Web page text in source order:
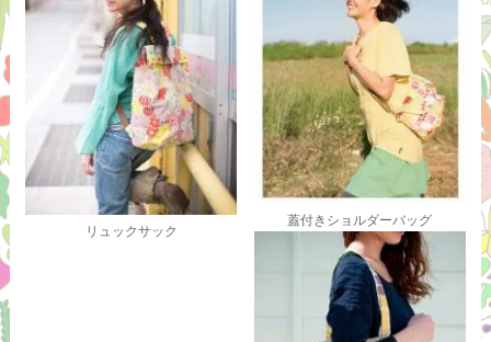
リュックサック
蓋付きショルダーバッグ